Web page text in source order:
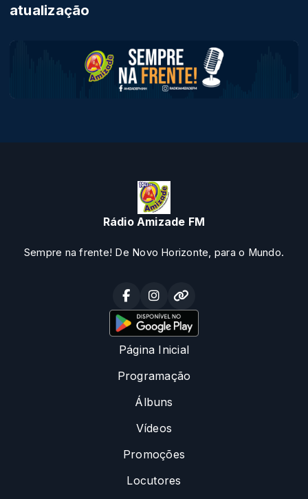
atualização
Rádio Amizade FM
Sempre na frente! De Novo Horizonte, para o Mundo.
Página Inicial
Programação
Álbuns
Vídeos
Promoções
Locutores